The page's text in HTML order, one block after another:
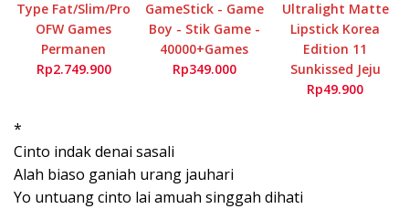
Type Fat/Slim/Pro
OFW Games
Permanen
Rp2.749.900
GameStick - Game
Boy - Stik Game -
40000+Games
Rp349.000
Ultralight Matte
Lipstick Korea
Edition 11
Sunkissed Jeju
Rp49.900
*
Cinto indak denai sasali
Alah biaso ganiah urang jauhari
Yo untuang cinto lai amuah singgah dihati